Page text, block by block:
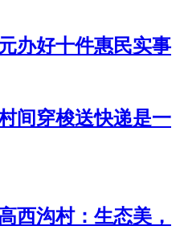
办好十件惠民实事
间穿梭送快递是一
西沟村：生态美，